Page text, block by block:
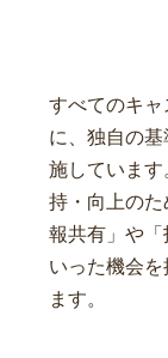
すべてのキャ
に、独自の
施していま
持・向上の
報共有」や「
いった機会
ます。